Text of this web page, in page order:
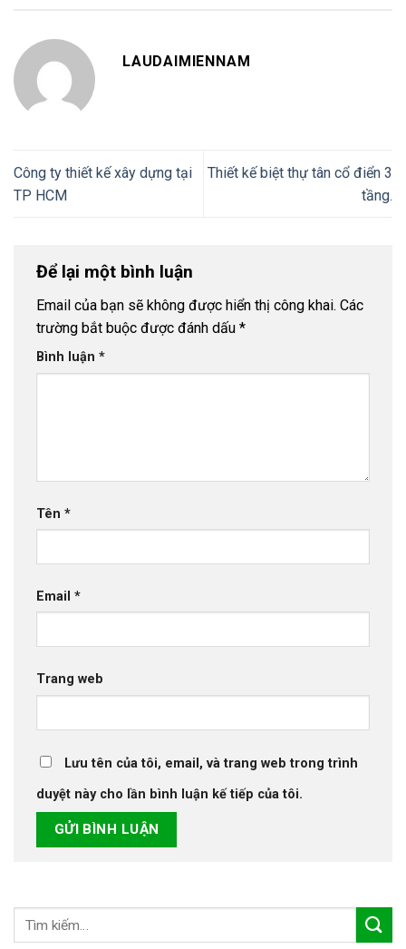
LAUDAIMIENNAM
Công ty thiết kế xây dựng tại
TP HCM
Thiết kế biệt thự tân cổ điển 3
tầng.
Để lại một bình luận
Email của bạn sẽ không được hiển thị công khai. Các
trường bắt buộc được đánh dấu *
Bình luận *
Tên *
Email *
Trang web
Lưu tên của tôi, email, và trang web trong trình
duyệt này cho lần bình luận kế tiếp của tôi.